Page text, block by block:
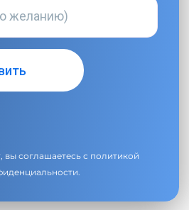
соглашаетесь с политикой
.